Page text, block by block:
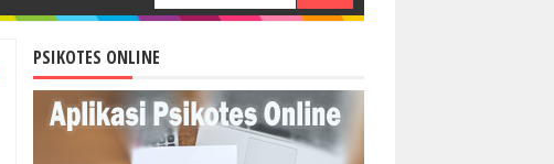
PSIKOTES ONLINE